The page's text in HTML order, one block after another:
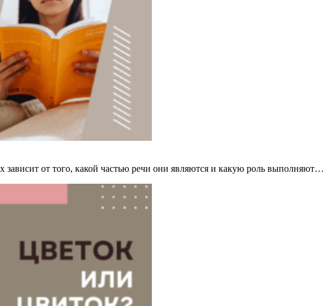
зависит от того, какой частью речи они являются и какую роль выполняют…